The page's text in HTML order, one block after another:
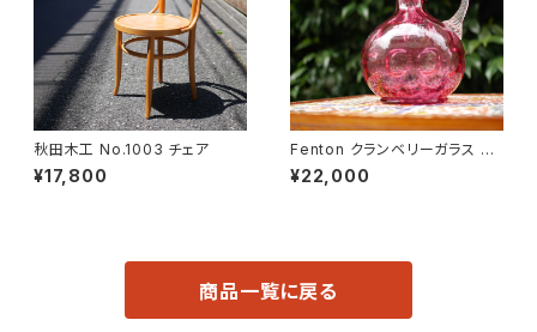
秋田木工 No.1003 チェア
¥17,800
Fenton クランベリーガラス ピ
ッチャー
¥22,000
商品一覧に戻る